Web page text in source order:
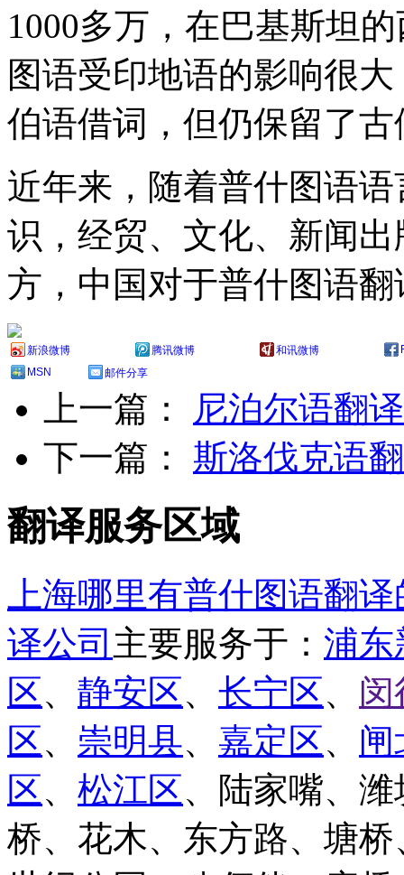
1000多万，在巴基斯坦
图语受印地语的影响很
伯语借词，但仍保留了
近年来，随着普什图语
识，经贸、文化、新闻
方，中国对于普什图语
新浪微博 腾讯微博 和讯微博
MSN
邮件分享
上一篇：
尼泊尔语翻译
下一篇： 斯洛伐克语
翻译服务区域
上海哪里有普什图语翻
译公司 主要服务于： 浦东
区、 静安区、 长宁区、 闵
区、 崇明县、 嘉定区、 闸
区、 松江区、陆家嘴、
桥、花木、东方路、塘